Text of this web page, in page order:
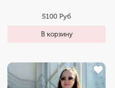
5100 Руб
В корзину